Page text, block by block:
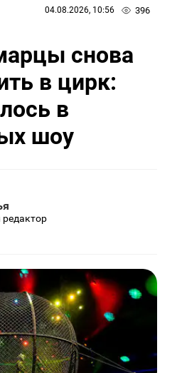
04.08.2026, 10:56 396
снова
в цирк:
в
шоу